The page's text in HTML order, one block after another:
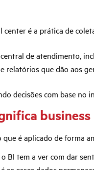
é a prática de
de atendimento,
relatórios que dão aos
decisões com base
é aplicado de forma
BI tem a ver com dar